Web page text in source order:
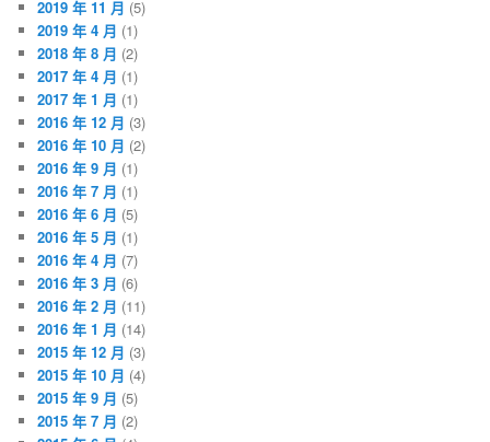
2019 年 11 月 (5)
2019 年 4 月 (1)
2018 年 8 月 (2)
2017 年 4 月 (1)
2017 年 1 月 (1)
2016 年 12 月 (3)
2016 年 10 月 (2)
2016 年 9 月 (1)
2016 年 7 月 (1)
2016 年 6 月 (5)
2016 年 5 月 (1)
2016 年 4 月 (7)
2016 年 3 月 (6)
2016 年 2 月 (11)
2016 年 1 月 (14)
2015 年 12 月 (3)
2015 年 10 月 (4)
2015 年 9 月 (5)
2015 年 7 月 (2)